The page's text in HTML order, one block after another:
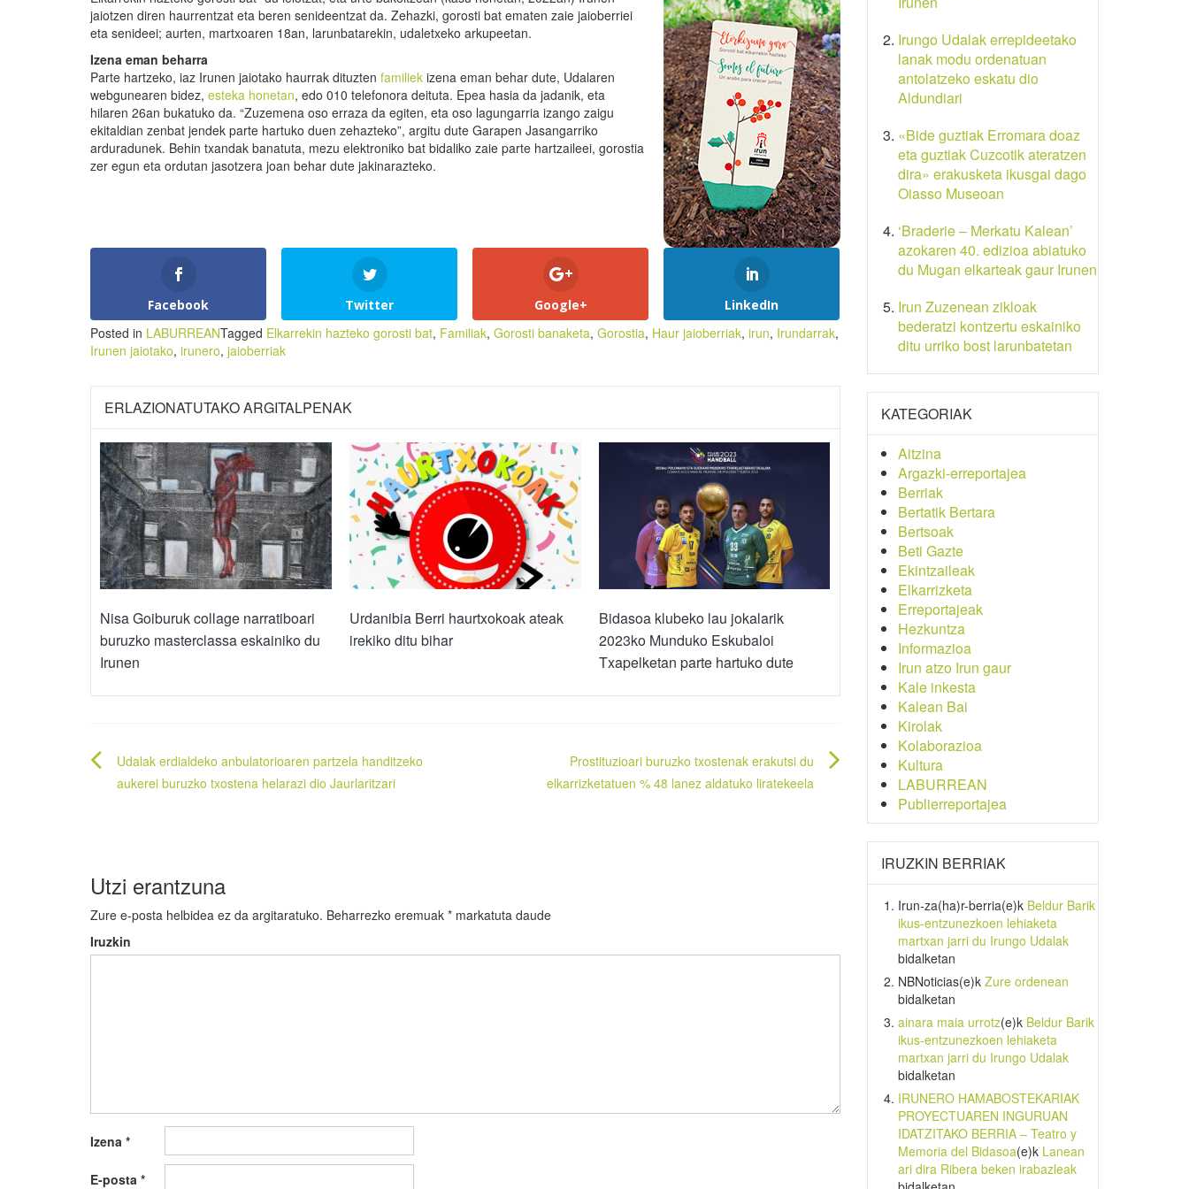
jaiotzen diren haurrentzat eta beren senideentzat da. Zehazki, gorosti bat ematen zaie jaioberriei
eta senideei; aurten, martxoaren 18an, larunbatarekin, udaletxeko arkupeetan.
Izena eman beharra
Parte hartzeko, iaz Irunen jaiotako haurrak dituzten familiek izena eman behar dute, Udalaren
webgunearen bidez, esteka honetan, edo 010 telefonora deituta. Epea hasia da jadanik, eta
hilaren 26an bukatuko da. “Zuzemena oso erraza da egiten, eta oso lagungarria izango zaigu
ekitaldian zenbat jendek parte hartuko duen zehazteko”, argitu dute Garapen Jasangarriko
arduradunek. Behin txandak banatuta, mezu elektroniko bat bidaliko zaie parte hartzaileei, gorostia
zer egun eta ordutan jasotzera joan behar dute jakinarazteko.
Facebook Twitter Google+ LinkedIn
Posted in LABURREANTagged Elkarrekin hazteko gorosti bat, Familiak, Gorosti banaketa, Gorostia, Haur jaioberriak, irun, Irundarrak,
Irunen jaiotako, irunero, jaioberriak
ERLAZIONATUTAKO ARGITALPENAK
Nisa Goiburuk collage narratiboari
buruzko masterclassa eskainiko du
Irunen
Urdanibia Berri haurtxokoak ateak
irekiko ditu bihar
Bidasoa klubeko lau jokalarik
2023ko Munduko Eskubaloi
Txapelketan parte hartuko dute
Bidalketetan
zehar
Udalak erdialdeko anbulatorioaren partzela handitzeko
aukerei buruzko txostena helarazi dio Jaurlaritzari
Prostituzioari buruzko txostenak erakutsi du
elkarrizketatuen % 48 lanez aldatuko liratekeela
Utzi erantzuna
Zure e-posta helbidea ez da argitaratuko. Beharrezko eremuak * markatuta daude
Iruzkin
Izena *
E-posta *
Irungo Udalak errepideetako
lanak modu ordenatuan
antolatzeko eskatu dio
Aldundiari
«Bide guztiak Erromara doaz
eta guztiak Cuzcotik ateratzen
dira» erakusketa ikusgai dago
Oiasso Museoan
‘Braderie – Merkatu Kalean’
azokaren 40. edizioa abiatuko
du Mugan elkarteak gaur Irunen
Irun Zuzenean zikloak
bederatzi kontzertu eskainiko
ditu urriko bost larunbatetan
KATEGORIAK
Aitzina
Argazki-erreportajea
Berriak
Bertatik Bertara
Bertsoak
Beti Gazte
Ekintzaileak
Elkarrizketa
Erreportajeak
Hezkuntza
Informazioa
Irun atzo Irun gaur
Kale inkesta
Kalean Bai
Kirolak
Kolaborazioa
Kultura
LABURREAN
Publierreportajea
IRUZKIN BERRIAK
Irun-za(ha)r-berria(e)k Beldur Barik
ikus-entzunezkoen lehiaketa
martxan jarri du Irungo Udalak
bidalketan
NBNoticias(e)k Zure ordenean
bidalketan
ainara maia urrotz(e)k Beldur Barik
ikus-entzunezkoen lehiaketa
martxan jarri du Irungo Udalak
bidalketan
IRUNERO HAMABOSTEKARIAK
PROYECTUAREN INGURUAN
IDATZITAKO BERRIA – Teatro y
Memoria del Bidasoa(e)k Lanean
ari dira Ribera beken irabazleak